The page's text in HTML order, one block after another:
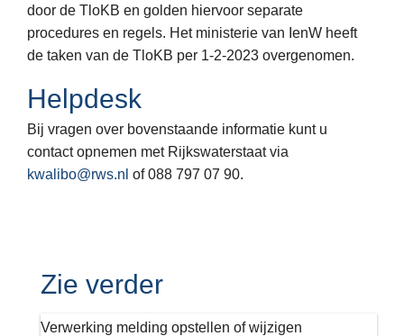
door de TloKB en golden hiervoor separate
procedures en regels. Het ministerie van IenW heeft
de taken van de TloKB per 1-2-2023 overgenomen.
Helpdesk
Bij vragen over bovenstaande informatie kunt u
contact opnemen met Rijkswaterstaat via
kwalibo@rws.nl of 088 797 07 90.
Zie verder
Verwerking melding opstellen of wijzigen